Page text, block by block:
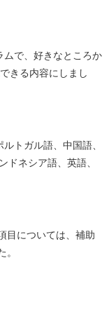
、好きなところか
きる内容にしまし
ガル語、中国語、
ドネシア語、英語、
目については、補助